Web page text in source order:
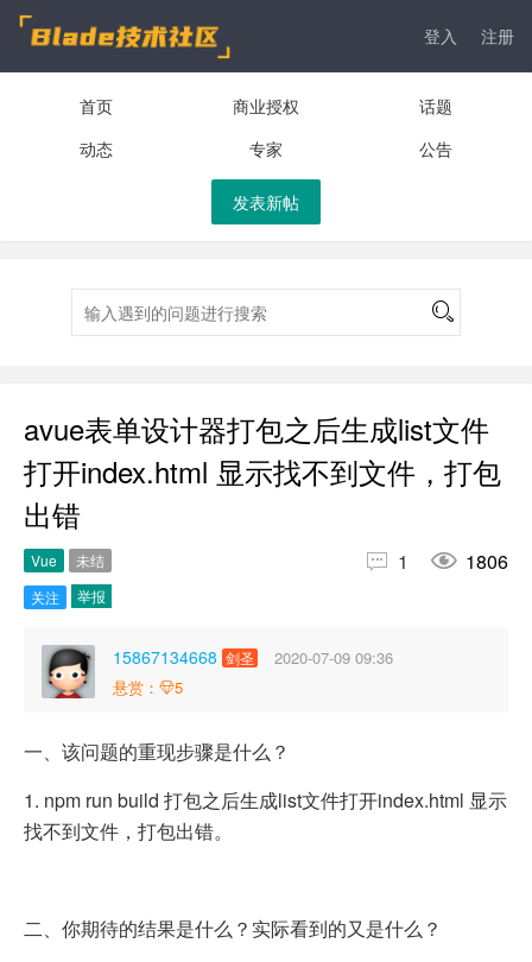
登入 注册
首页 商业授权
话题
动态
专家 公告
发表新帖
avue表单设计器打包之后生成list文件
打开index.html 显示找不到文件，打包
出错
Vue
未结
关注
举报
 1  1806
15867134668 剑圣
2020-07-09 09:36
悬赏：
5
一、该问题的重现步骤是什么？
1. npm run build 打包之后生成list文件打开index.html 显示
找不到文件，打包出错。
二、你期待的结果是什么？实际看到的又是什么？